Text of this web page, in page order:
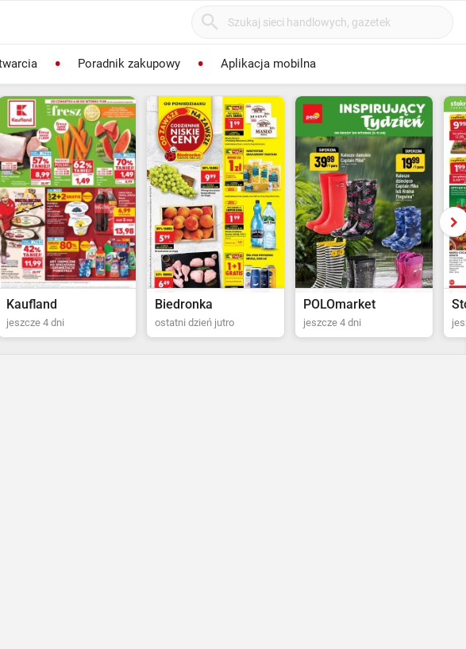
Poradnik zakupowy Aplikacja mobilna
Biedronka
ostatni dzień jutro
POLOmarket
jeszcze 4 dni jeszcze 5 dni